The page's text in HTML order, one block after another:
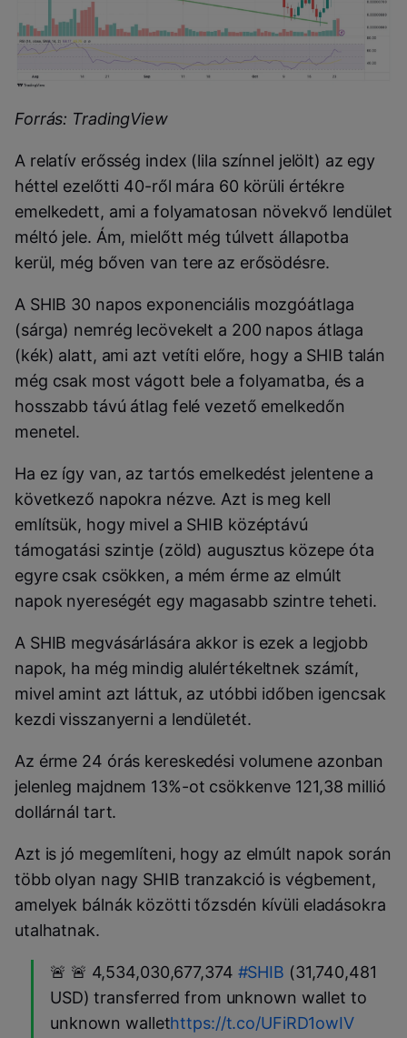
Forrás: TradingView
A relatív erősség index (lila színnel jelölt) az egy
héttel ezelőtti 40-ről mára 60 körüli értékre
emelkedett, ami a folyamatosan növekvő lendület
méltó jele. Ám, mielőtt még túlvett állapotba
kerül, még bőven van tere az erősödésre.
A SHIB 30 napos exponenciális mozgóátlaga
(sárga) nemrég lecövekelt a 200 napos átlaga
(kék) alatt, ami azt vetíti előre, hogy a SHIB talán
még csak most vágott bele a folyamatba, és a
hosszabb távú átlag felé vezető emelkedőn
menetel.
Ha ez így van, az tartós emelkedést jelentene a
következő napokra nézve. Azt is meg kell
említsük, hogy mivel a SHIB középtávú
támogatási szintje (zöld) augusztus közepe óta
egyre csak csökken, a mém érme az elmúlt
napok nyereségét egy magasabb szintre teheti.
A SHIB megvásárlására akkor is ezek a legjobb
napok, ha még mindig alulértékeltnek számít,
mivel amint azt láttuk, az utóbbi időben igencsak
kezdi visszanyerni a lendületét.
Az érme 24 órás kereskedési volumene azonban
jelenleg majdnem 13%-ot csökkenve 121,38 millió
dollárnál tart.
Azt is jó megemlíteni, hogy az elmúlt napok során
több olyan nagy SHIB tranzakció is végbement,
amelyek bálnák közötti tőzsdén kívüli eladásokra
utalhatnak.
🚨 🚨 4,534,030,677,374 #SHIB (31,740,481
USD) transferred from unknown wallet to
unknown wallethttps://t.co/UFiRD1owIV